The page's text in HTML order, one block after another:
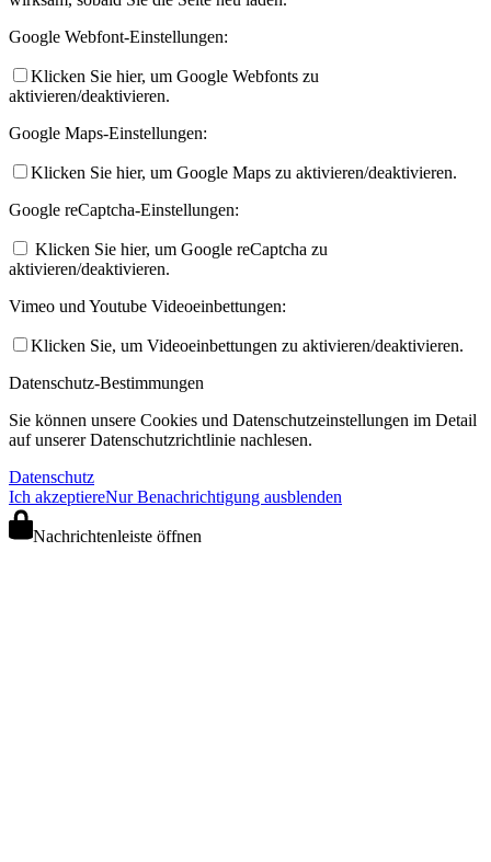
Google Webfont-Einstellungen:
Klicken Sie hier, um Google Webfonts zu
aktivieren/deaktivieren.
Google Maps-Einstellungen:
Klicken Sie hier, um Google Maps zu aktivieren/deaktivieren.
Google reCaptcha-Einstellungen:
Klicken Sie hier, um Google reCaptcha zu
aktivieren/deaktivieren.
Vimeo und Youtube Videoeinbettungen:
Klicken Sie, um Videoeinbettungen zu aktivieren/deaktivieren.
Datenschutz-Bestimmungen
Sie können unsere Cookies und Datenschutzeinstellungen im Detail
auf unserer Datenschutzrichtlinie nachlesen.
Datenschutz
Ich akzeptiereNur Benachrichtigung ausblenden
Nachrichtenleiste öffnen